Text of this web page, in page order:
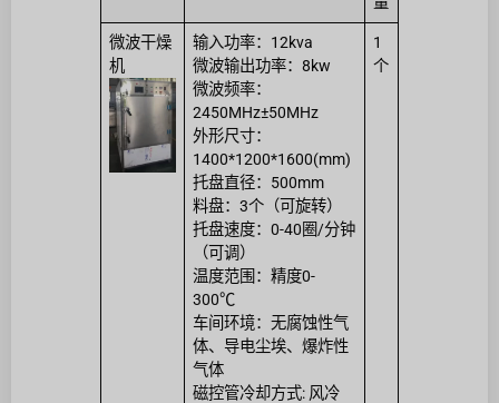
微波干燥
机
输入功率：12kva
微波输出功率：8kw
微波频率：
2450MHz±50MHz
外形尺寸：
1400*1200*1600(mm)
托盘直径：500mm
料盘：3个（可旋转）
托盘速度：0-40圈/分钟
（可调）
温度范围：精度0-
300℃
车间环境：无腐蚀性气
体、导电尘埃、爆炸性
气体
磁控管冷却方式: 风冷
1
个